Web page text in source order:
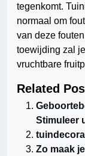
tegenkomt.
normaal om
van deze
toewijding zal
vruchtbare
Related
Stimuleer
Zo maak